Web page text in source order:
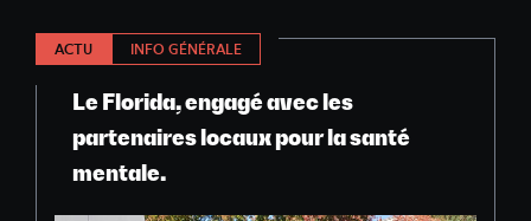
ACTU INFO GÉNÉRALE
Le Florida, engagé avec les
partenaires locaux pour la santé
mentale.